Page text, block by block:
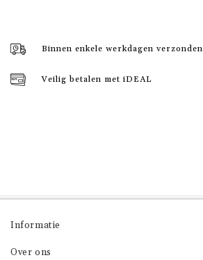
Binnen enkele werkdagen verzonden
Veilig betalen met iDEAL
Informatie
Over ons